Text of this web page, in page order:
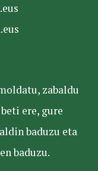
zabaldu
ere, gure
baduzu eta
baduzu.